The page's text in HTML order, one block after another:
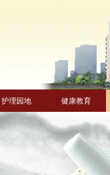
护理园地 健康教育